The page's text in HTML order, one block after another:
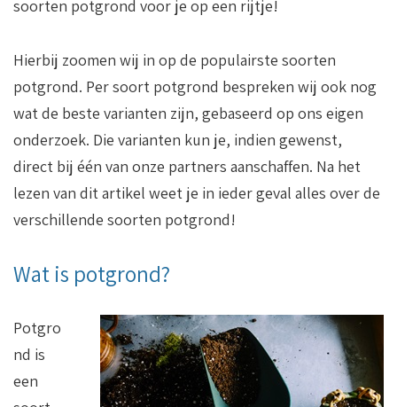
soorten potgrond voor je op een rijtje!
Hierbij zoomen wij in op de populairste soorten
potgrond. Per soort potgrond bespreken wij ook nog
wat de beste varianten zijn, gebaseerd op ons eigen
onderzoek. Die varianten kun je, indien gewenst,
direct bij één van onze partners aanschaffen. Na het
lezen van dit artikel weet je in ieder geval alles over de
verschillende soorten potgrond!
Wat is potgrond?
Potgro
nd is
een